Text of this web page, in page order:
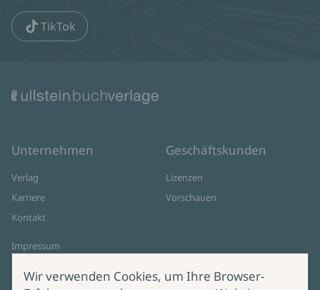
TikTok
Unternehmen
Verlag
Karriere
Kontakt
Impressum
Cookie-Einstellungen
Geschäftskunden
Lizenzen
Vorschauen
Wir verwenden Cookies, um Ihre Browser-